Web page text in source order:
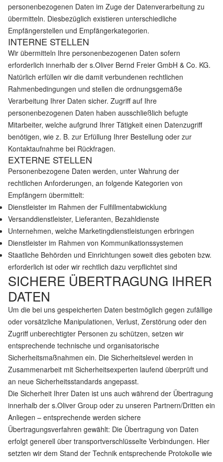
personenbezogenen Daten im Zuge der Datenverarbeitung zu
übermitteln. Diesbezüglich existieren unterschiedliche
Empfängerstellen und Empfängerkategorien.
INTERNE STELLEN
Wir übermitteln Ihre personenbezogenen Daten sofern
erforderlich innerhalb der s.Oliver Bernd Freier GmbH & Co. KG.
Natürlich erfüllen wir die damit verbundenen rechtlichen
Rahmenbedingungen und stellen die ordnungsgemäße
Verarbeitung Ihrer Daten sicher. Zugriff auf Ihre
personenbezogenen Daten haben ausschließlich befugte
Mitarbeiter, welche aufgrund Ihrer Tätigkeit einen Datenzugriff
benötigen, wie z. B. zur Erfüllung Ihrer Bestellung oder zur
Kontaktaufnahme bei Rückfragen.
EXTERNE STELLEN
Personenbezogene Daten werden, unter Wahrung der
rechtlichen Anforderungen, an folgende Kategorien von
Empfängern übermittelt:
Dienstleister im Rahmen der Fulfillmentabwicklung
Versanddienstleister, Lieferanten, Bezahldienste
Unternehmen, welche Marketingdienstleistungen erbringen
Dienstleister im Rahmen von Kommunikationssystemen
Staatliche Behörden und Einrichtungen soweit dies geboten bzw.
erforderlich ist oder wir rechtlich dazu verpflichtet sind
SICHERE ÜBERTRAGUNG IHRER
DATEN
Um die bei uns gespeicherten Daten bestmöglich gegen zufällige
oder vorsätzliche Manipulationen, Verlust, Zerstörung oder den
Zugriff unberechtigter Personen zu schützen, setzen wir
entsprechende technische und organisatorische
Sicherheitsmaßnahmen ein. Die Sicherheitslevel werden in
Zusammenarbeit mit Sicherheitsexperten laufend überprüft und
an neue Sicherheitsstandards angepasst.
Die Sicherheit Ihrer Daten ist uns auch während der Übertragung
innerhalb der s.Oliver Group oder zu unseren Partnern/Dritten ein
Anliegen – entsprechende werden sichere
Übertragungsverfahren gewählt: Die Übertragung von Daten
erfolgt generell über transportverschlüsselte Verbindungen. Hier
setzten wir dem Stand der Technik entsprechende Protokolle wie